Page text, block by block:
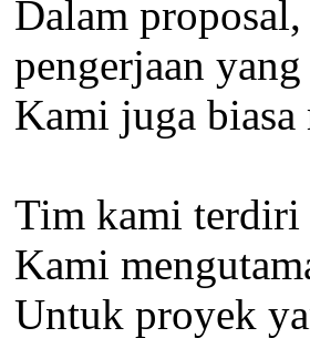
Dalam
pengerjaan
Kami juga
Tim kami terdiri
Kami
Untuk proyek